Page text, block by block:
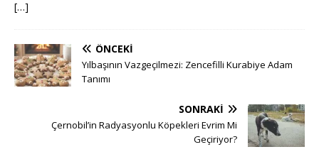
[…]
ÖNCEKI
Yılbaşının Vazgeçilmezi: Zencefilli Kurabiye Adam
Tanımı
SONRAKI
Çernobil’in Radyasyonlu Köpekleri Evrim Mi
Geçiriyor?